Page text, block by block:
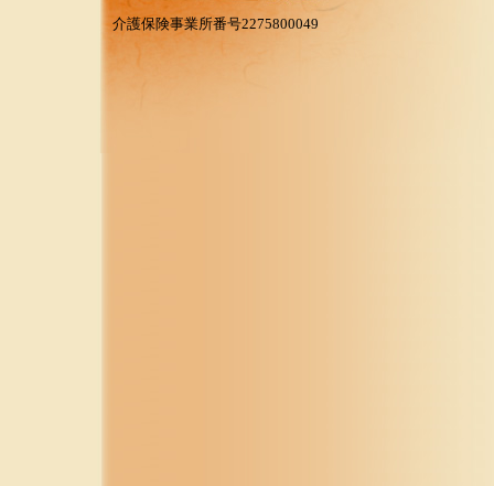
介護保険事業所番号2275800049